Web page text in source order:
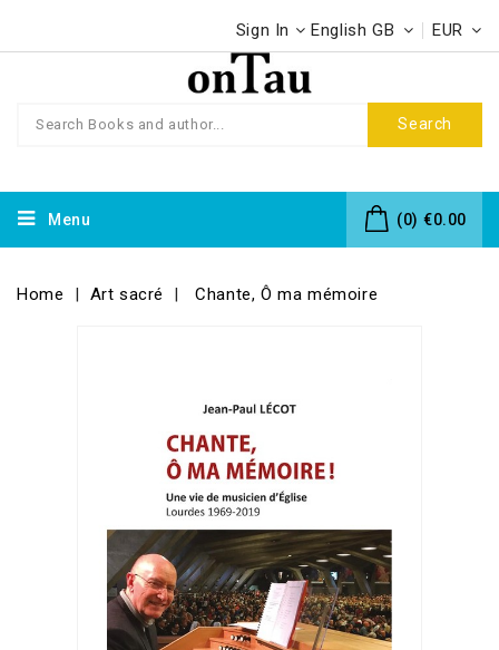
Sign In English GB EUR
Search
(0) €0.00
Menu
Home Art sacré Chante, Ô ma mémoire